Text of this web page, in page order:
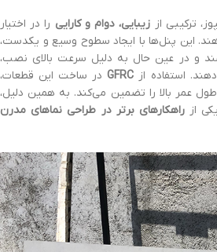
ترکیبی از زیبایی، دوام و کارایی را در اختیار
این پنل‌ها با ایجاد سطوح وسیع و یکدست،
و در عین حال به دلیل سرعت بالای نصب،
استفاده از GFRCدر ساخت این قطعات،
عمر بالا را تضمین می‌کند. به همین دلیل،
ازراهکارهای برتر در طراحی نماهای مدرن